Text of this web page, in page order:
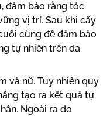
đảm bảo rằng tóc
vị trí. Sau khi cấy
cùng để đảm bảo
tự nhiên trên da
và nữ. Tuy nhiên quy
tạo ra kết quả tự
Ngoài ra do